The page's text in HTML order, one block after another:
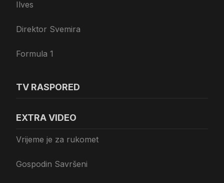
Ilves
Direktor Svemira
Formula 1
TV RASPORED
EXTRA VIDEO
Vrijeme je za rukomet
Gospodin Savršeni